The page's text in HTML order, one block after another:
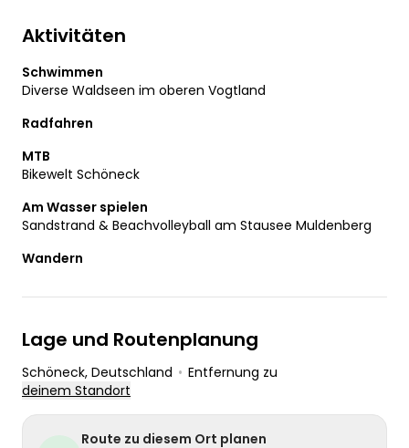
2,00 Euro pro Erwachsener &
Aufenthaltstag und für
zusammen als ein Tag laut Kurtaxe-
Aktivitäten
Schwimmen
Diverse Waldseen im oberen Vogtland
Radfahren
MTB
Bikewelt Schöneck
Am Wasser spielen
Sandstrand & Beachvolleyball am Stausee Muldenberg
Wandern
Lage und Routenplanung
Schöneck, Deutschland • Entfernung zu
deinem Standort
Route zu diesem Ort planen